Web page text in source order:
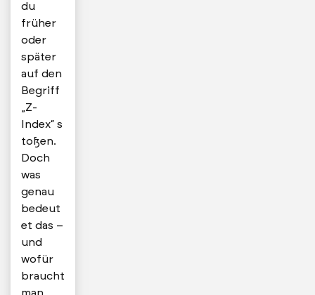
du
früher
oder
später
auf den
Begriff
„Z-
Index“ s
toßen.
Doch
was
genau
bedeut
et das –
und
wofür
braucht